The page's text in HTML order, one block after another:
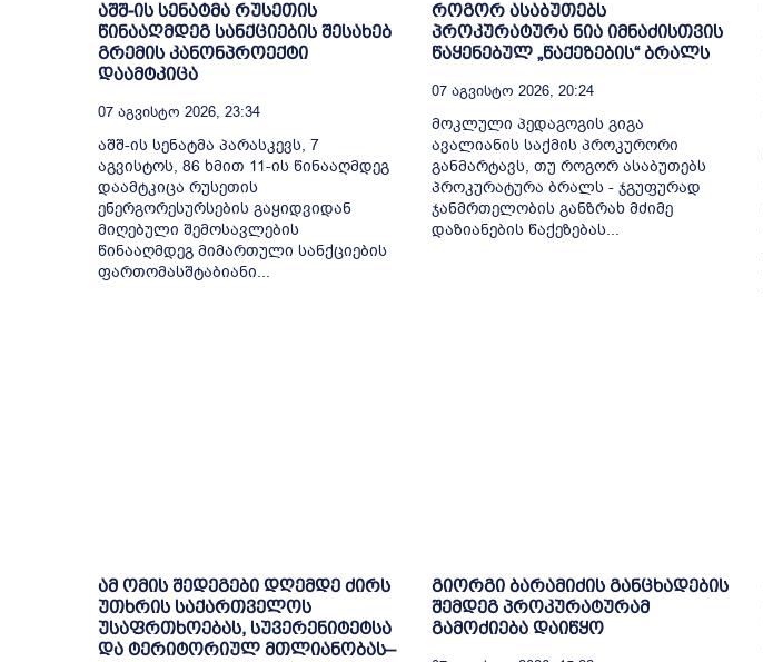
აშშ-ის სენატმა რუსეთის
წინააღმდეგ სანქციების შესახებ
გრემის კანონპროექტი
დაამტკიცა
07 Აგვისტო 2026, 23:34
აშშ-ის სენატმა პარასკევს, 7
აგვისტოს, 86 ხმით 11-ის წინააღმდეგ
დაამტკიცა რუსეთის
ენერგორესურსების გაყიდვიდან
მიღებული შემოსავლების
წინააღმდეგ მიმართული სანქციების
ფართომასშტაბიანი...
როგორ ასაბუთებს
პროკურატურა ნია იმნაძისთვის
წაყენებულ „წაქეზების“ ბრალს
07 Აგვისტო 2026, 20:24
მოკლული პედაგოგის გიგა
ავალიანის საქმის პროკურორი
განმარტავს, თუ როგორ ასაბუთებს
პროკურატურა ბრალს - ჯგუფურად
ჯანმრთელობის განზრახ მძიმე
დაზიანების წაქეზებას...
ამ ომის შედეგები დღემდე ძირს
უთხრის საქართველოს
უსაფრთხოებას, სუვერენიტეტსა
და ტერიტორიულ მთლიანობას–
გიორგი ბარამიძის განცხადების
შემდეგ პროკურატურამ
გამოძიება დაიწყო